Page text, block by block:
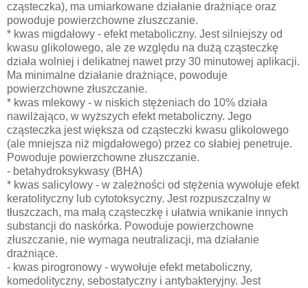
cząsteczka), ma umiarkowane działanie drażniące oraz
powoduje powierzchowne złuszczanie.
* kwas migdałowy - efekt metaboliczny. Jest silniejszy od
kwasu glikolowego, ale ze względu na dużą cząsteczkę
działa wolniej i delikatnej nawet przy 30 minutowej aplikacji.
Ma minimalne działanie drażniące, powoduje
powierzchowne złuszczanie.
* kwas mlekowy - w niskich stężeniach do 10% działa
nawilżająco, w wyższych efekt metaboliczny. Jego
cząsteczka jest większa od cząsteczki kwasu glikolowego
(ale mniejsza niż migdałowego) przez co słabiej penetruje.
Powoduje powierzchowne złuszczanie.
- betahydroksykwasy (BHA)
* kwas salicylowy - w zależności od stężenia wywołuje efekt
keratolityczny lub cytotoksyczny. Jest rozpuszczalny w
tłuszczach, ma małą cząsteczkę i ułatwia wnikanie innych
substancji do naskórka. Powoduje powierzchowne
złuszczanie, nie wymaga neutralizacji, ma działanie
drażniące.
- kwas pirogronowy - wywołuje efekt metaboliczny,
komedolityczny, sebostatyczny i antybakteryjny. Jest